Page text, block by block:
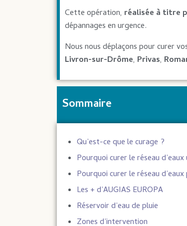
Cette opération, réalisée à titre
dépannages en urgence.
Nous nous déplaçons pour curer
Livron-sur-Drôme, Privas,
Sommaire
Qu’est-ce que le curage ?
Pourquoi curer le réseau d’eaux
Pourquoi curer le réseau
Les + d’AUGIAS EUROPA
Réservoir d’eau de pluie
Zones d’intervention